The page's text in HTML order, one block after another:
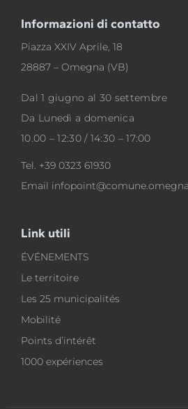
Informazioni di contatto
Piazza XXIV Aprile, 18
28887 – Omegna (VB)
Dal 1 giugno al 30 settembre
Da Lunedì a domenica
10.00 – 12:30 / 14:30 – 17:00
Tel. +39 0323 61930
Email
Link utili
ÉVÉNEMENTS
Le territoire
Les 25 municipalités
Mobilité
Points d’intérêt
1000 expériences